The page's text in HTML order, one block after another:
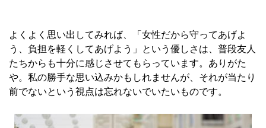
よくよく思い出してみれば、「女性だから守ってあげよ
う、負担を軽くしてあげよう」という優しさは、普段友人
たちからも十分に感じさせてもらっています。ありがた
や。私の勝手な思い込みかもしれませんが、それが当たり
前でないという視点は忘れないでいたいものです。